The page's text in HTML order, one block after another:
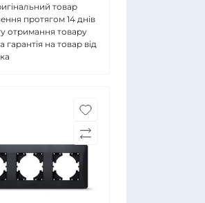
товар
протягом 14 днів
отримання товару
гарантія на товар від